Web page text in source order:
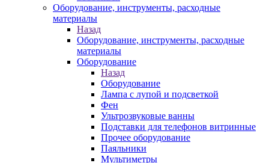
Оборудование, инструменты, расходные
материалы
Назад
Оборудование, инструменты, расходные
материалы
Оборудование
Назад
Оборудование
Лампа с лупой и подсветкой
Фен
Ультрозвуковые ванны
Подставки для телефонов витринные
Прочее оборудование
Паяльники
Мультиметры